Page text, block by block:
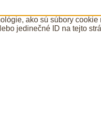
ako sú súbory
jedinečné ID na tejto